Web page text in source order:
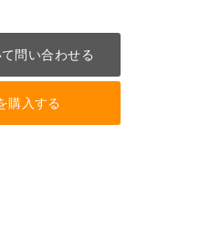
問い合わせる
購入する